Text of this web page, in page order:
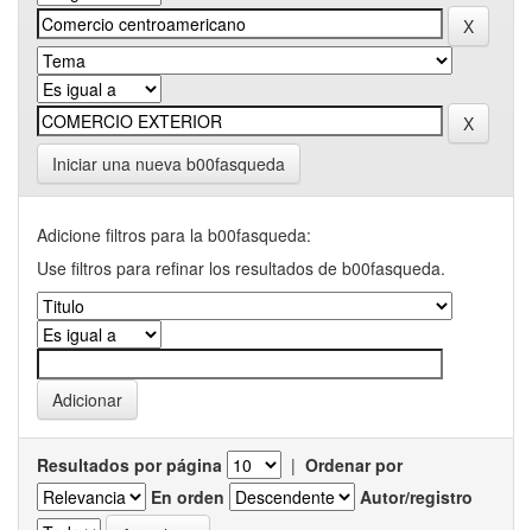
Iniciar una nueva b00fasqueda
Adicione filtros para la b00fasqueda:
Use filtros para refinar los resultados de b00fasqueda.
Resultados por página | Ordenar por
En orden
Autor/registro